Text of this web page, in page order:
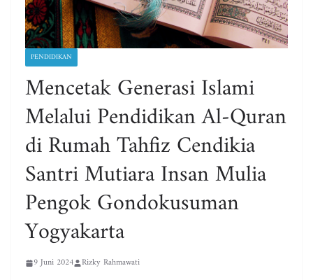
PENDIDIKAN
Mencetak Generasi Islami
Melalui Pendidikan Al-Quran
di Rumah Tahfiz Cendikia
Santri Mutiara Insan Mulia
Pengok Gondokusuman
Yogyakarta
9 Juni 2024 Rizky Rahmawati